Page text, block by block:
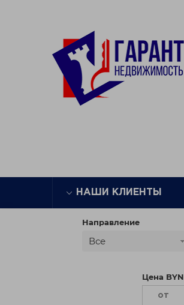
НАШИ КЛИЕНТЫ
Направление
Все
Цена BYN